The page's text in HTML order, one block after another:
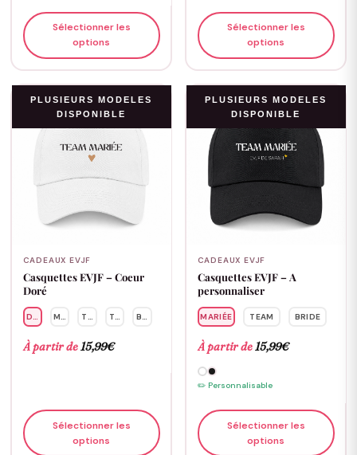
Sélectionner les
options
Sélectionner les
options
PLUSIEURS MODELES
DISPONIBLE
CADEAUX EVJF
Casquettes EVJF – Coeur
Doré
DEMOISELLE
MARIÉETEAM TÉMOINBRIDE
À partir de15,99€
Sélectionner les
options
PLUSIEURS MODELES
DISPONIBLE
CADEAUX EVJF
Casquettes EVJF – A
personnaliser
MARIÉE TEAM BRIDE
À partir de15,99€
✏️ Personnalisable
Sélectionner les
options